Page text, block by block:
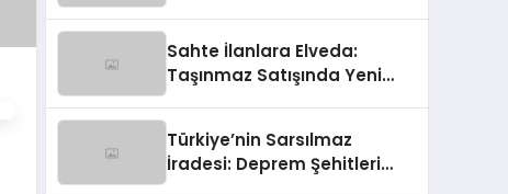
Sahte İlanlara Elveda:
Taşınmaz Satışında Yeni
Türkiye’nin Sarsılmaz
İradesi: Deprem Şehitleri